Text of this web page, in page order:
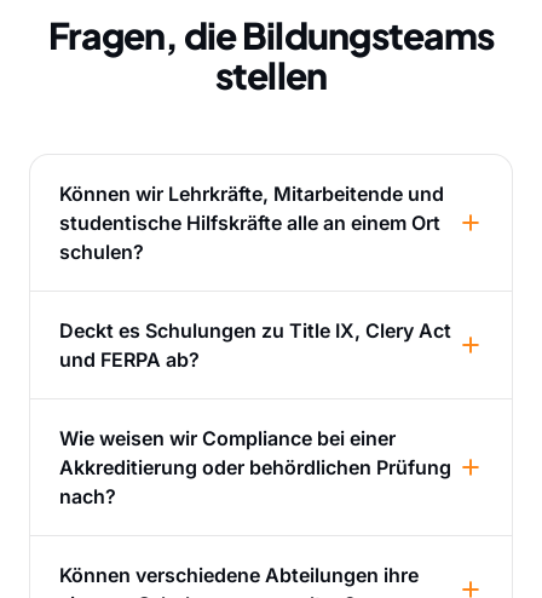
Fragen, die Bildungsteams
stellen
Können wir Lehrkräfte, Mitarbeitende und
studentische Hilfskräfte alle an einem Ort
schulen?
Deckt es Schulungen zu Title IX, Clery Act
und FERPA ab?
Wie weisen wir Compliance bei einer
Akkreditierung oder behördlichen Prüfung
nach?
Können verschiedene Abteilungen ihre